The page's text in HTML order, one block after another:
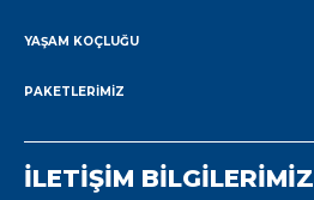
YAŞAM KOÇLUĞU
PAKETLERIMIZ
İLETİŞİM BİLGİLERİMİZ